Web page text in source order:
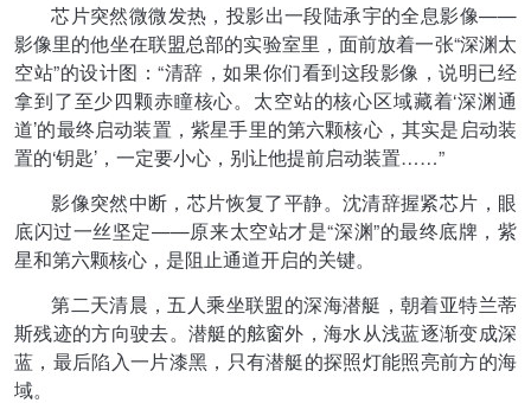
芯片突然微微发热，投影出一段陆承宇的全息影像——
影像里的他坐在联盟总部的实验室里，面前放着一张“深渊太
空站”的设计图：“清辞，如果你们看到这段影像，说明已经
拿到了至少四颗赤瞳核心。太空站的核心区域藏着‘深渊通
道’的最终启动装置，紫星手里的第六颗核心，其实是启动装
置的‘钥匙’，一定要小心，别让他提前启动装置……”
影像突然中断，芯片恢复了平静。沈清辞握紧芯片，眼
底闪过一丝坚定——原来太空站才是“深渊”的最终底牌，紫
星和第六颗核心，是阻止通道开启的关键。
第二天清晨，五人乘坐联盟的深海潜艇，朝着亚特兰蒂
斯残迹的方向驶去。潜艇的舷窗外，海水从浅蓝逐渐变成深
蓝，最后陷入一片漆黑，只有潜艇的探照灯能照亮前方的海
域。